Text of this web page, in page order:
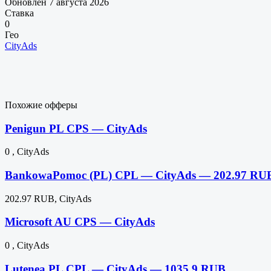
Ставка
0
Гео
CityAds
Похожие офферы
Penigun PL CPS — CityAds
0 , CityAds
BankowaPomoc (PL) CPL — CityAds — 202.97
202.97 RUB, CityAds
Microsoft AU CPS — CityAds
0 , CityAds